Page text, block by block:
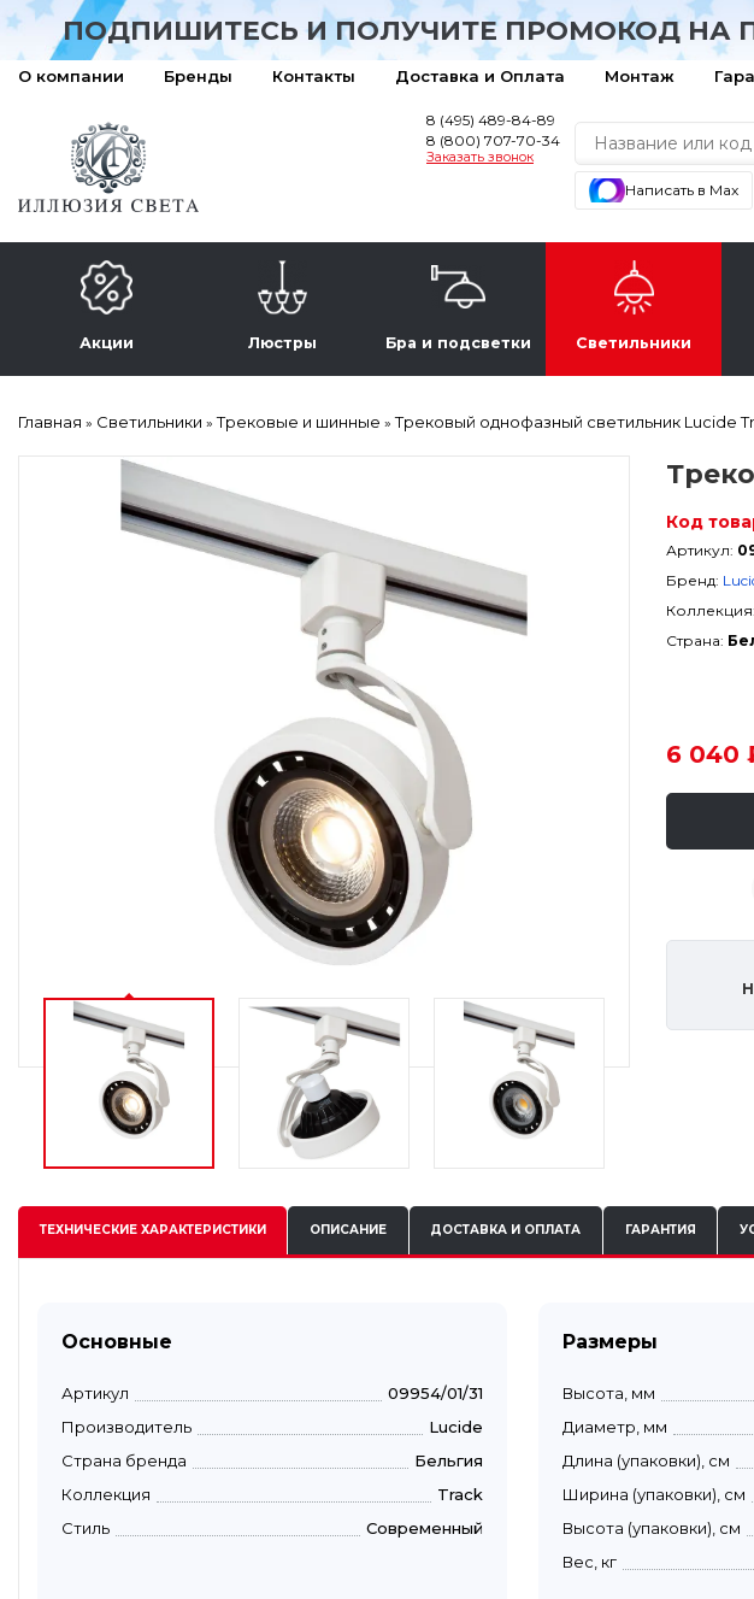
ПОДПИШИТЕСЬ И ПОЛУЧИТЕ ПРОМОКОД НА
О компании Бренды Контакты Доставка и Оплата Монтаж
8 (495) 489-84-89
8 (800) 707-70-34
Заказать звонок
Написать в Max
Акции Люстры Бра и подсветки Светильники
Главная » Светильники »Трековые и шинные »Трековый однофазный светильник Lucide
Код
Артикул:
Бренд:
Коллекция:
Страна:
6 040
ТЕХНИЧЕСКИЕХАРАКТЕРИСТИКИ ОПИСАНИЕ ДОСТАВКА И ОПЛАТА ГАРАНТИЯ
Основные
Артикул
09954/01/31
Производитель
Lucide
Страна бренда
Бельгия
Коллекция
Track
Стиль
Современный
Размеры
Высота, мм
Диаметр, мм
Длина (упаковки), см
Ширина (упаковки), см
Высота (упаковки), см
Вес, кг